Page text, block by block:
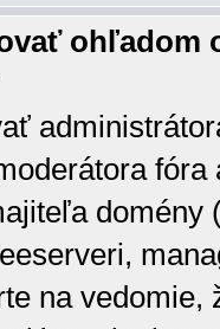
ohľadom
na